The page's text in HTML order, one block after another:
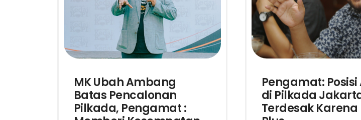
MK Ubah Ambang
Batas Pencalonan
Pilkada, Pengamat :
Pengamat: Posisi
di Pilkada
Terdesak Karena